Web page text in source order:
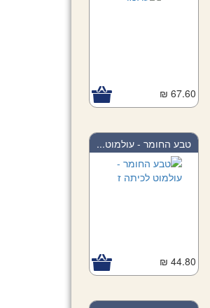
67.60 ₪
טבע החומר - עולמוט...
44.80 ₪